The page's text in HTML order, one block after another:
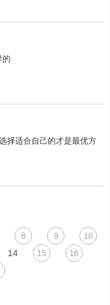
的
择适合自己的才是最优方
8 9
10
14 15
16